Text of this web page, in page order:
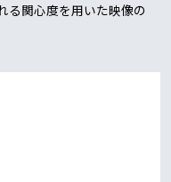
る関心度を用いた映像の